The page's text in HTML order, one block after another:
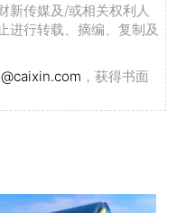
新传媒及/或相关权利人
进行转载、摘编、复制及
，获得书面